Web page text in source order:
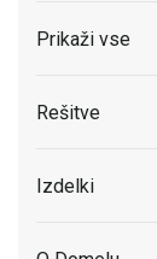
Prikaži vse
Rešitve
Izdelki